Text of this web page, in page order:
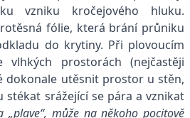
vzniku kročejového hluku.
fólie, která brání průniku
do krytiny. Při plovoucím
vlhkých prostorách (nejčastěji
dokonale utěsnit prostor u stěn,
srážející se pára a vznikat
„plave“, může na někoho pocitově